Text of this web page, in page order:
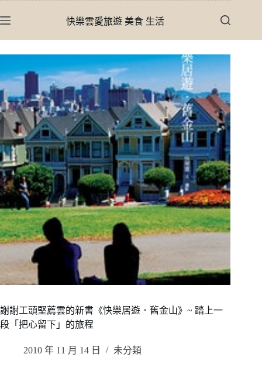
至
容
快樂雲愛旅遊 美食 生活
謝謝工頭堅薦雲的新書《快樂居遊．舊金山》~ 踏上一
段「把心留下」的旅程
2010 年 11 月 14 日 未分類